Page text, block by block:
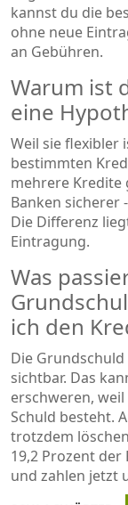
kannst du die
ohne neue
an Gebühren.
Warum ist
eine
Weil sie flexibler
bestimmten
mehrere Kredite
Banken sicherer
Die Differenz
Eintragung.
Was
ich den
Die
sichtbar. Das
erschweren,
Schuld besteht.
trotzdem
19,2 Prozent
und zahlen jetzt